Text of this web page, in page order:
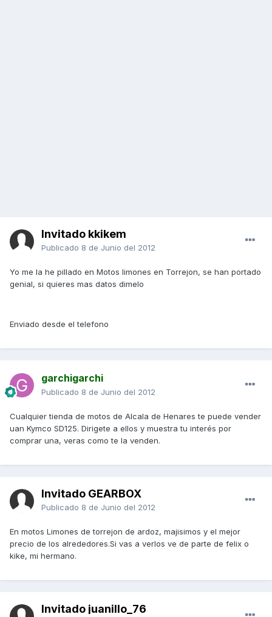
Invitado kkikem
Publicado 8 de Junio del 2012
Yo me la he pillado en Motos limones en Torrejon, se han portado
genial, si quieres mas datos dimelo
Enviado desde el telefono
garchigarchi
Publicado 8 de Junio del 2012
Cualquier tienda de motos de Alcala de Henares te puede vender
uan Kymco SD125. Dirigete a ellos y muestra tu interés por
comprar una, veras como te la venden.
Invitado GEARBOX
Publicado 8 de Junio del 2012
En motos Limones de torrejon de ardoz, majisimos y el mejor
precio de los alrededores.Si vas a verlos ve de parte de felix o
kike, mi hermano.
Invitado juanillo_76